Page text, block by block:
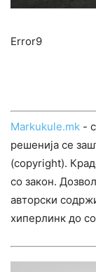
Error9
Markukule.mk -
решенија се
(copyright).
со закон.
авторски
хиперлинк до